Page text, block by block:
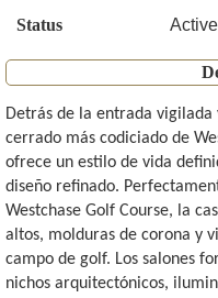
Status Active
Detrás de la entrada
cerrado más codiciado de
ofrece un estilo de vida
diseño refinado.
Westchase Golf Course, la
altos, molduras de corona y
campo de golf. Los salones
nichos arquitectónicos,